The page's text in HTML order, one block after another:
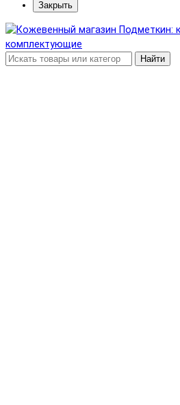
Закрыть
Найти